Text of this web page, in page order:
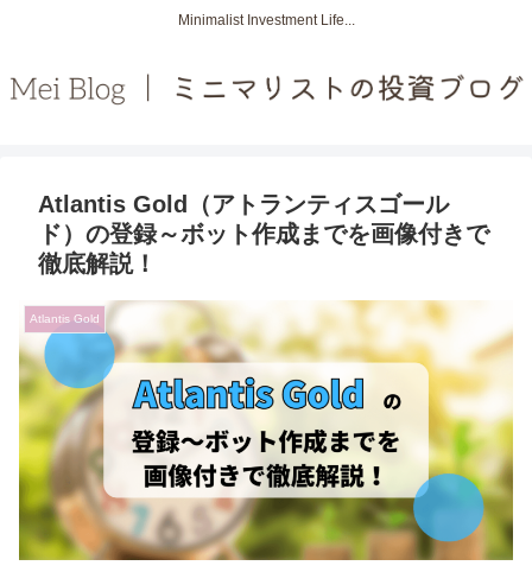
Minimalist Investment Life...
Atlantis Gold（アトランティスゴール
ド）の登録～ボット作成までを画像付きで
徹底解説！
Atlantis Gold